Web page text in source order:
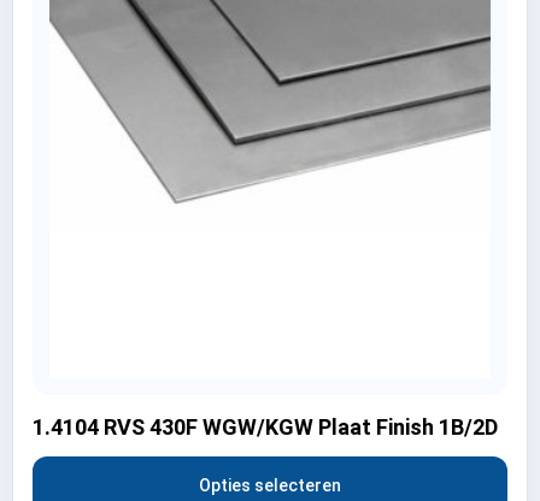
1.4104 RVS 430F WGW/KGW Plaat Finish 1B/2D
Opties selecteren